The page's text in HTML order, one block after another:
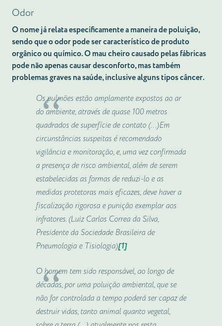
Odor
O nome já relata especificamente a maneira de poluição,
sendo que o odor pode ser característico de produto
orgânico ou químico. Omau cheiro causado pelas fábricas
pode não apenas causar desconforto, mas também
problemas graves na saúde, inclusive alguns tipos câncer.
Os pulmões estão amplamente expostos ao ar
do ambiente, através de quase 100 metros
quadrados de superfície de contato (…)Em
circunstâncias suspeitas é recomendado
vigilância e monitoração, e, uma vez confirmada
a presença de risco ambiental, além de serem
estabelecidas as formas de reduzi-lo e as
medidas protetoras mais eficazes, deve haver a
fiscalização rigorosa e punição exemplar aos
infratores. (Luiz Carlos Correa da Silva,
Presidente da Sociedade Brasileira de
Pneumologia e Tisiologia)[1]
O homem tem sido responsável, ao longo de
décadas, por uma poluição ambiental, que se
não for controlada a tempo poderá ser capaz de
destruir vidas, tanto animal quanto vegetal,